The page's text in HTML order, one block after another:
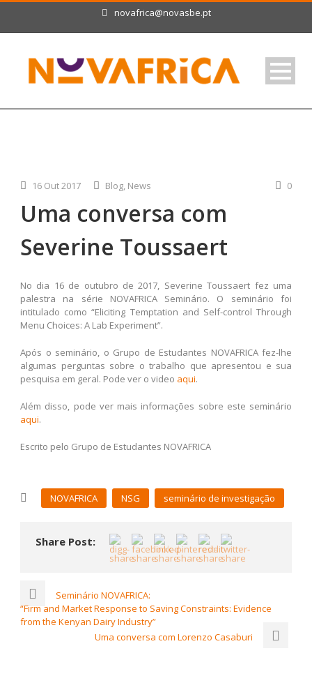
novafrica@novasbe.pt
16 Out 2017 Blog, News 0
Uma conversa com
Severine Toussaert
No dia 16 de outubro de 2017, Severine Toussaert fez uma
palestra na série NOVAFRICA Seminário. O seminário foi
intitulado como “Eliciting Temptation and Self-control Through
Menu Choices: A Lab Experiment”.
Após o seminário, o Grupo de Estudantes NOVAFRICA fez-lhe
algumas perguntas sobre o trabalho que apresentou e sua
pesquisa em geral. Pode ver o video aqui.
Além disso, pode ver mais informações sobre este seminário
aqui.
Escrito pelo Grupo de Estudantes NOVAFRICA
NOVAFRICA NSG seminário de investigação
Share Post:
Seminário NOVAFRICA:
“Firm and Market Response to Saving Constraints: Evidence
from the Kenyan Dairy Industry”
Uma conversa com Lorenzo Casaburi